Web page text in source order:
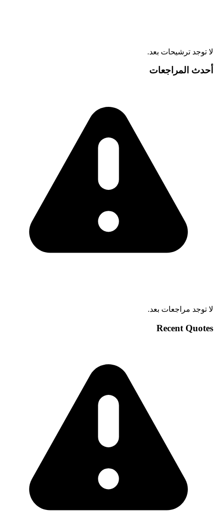
لا توجد ترشيحات بعد.
أحدث المراجعات
لا توجد مراجعات بعد.
Recent Quotes